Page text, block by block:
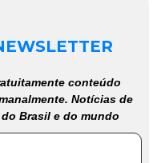
conteúdo
Notícias de
Brasil e do mundo